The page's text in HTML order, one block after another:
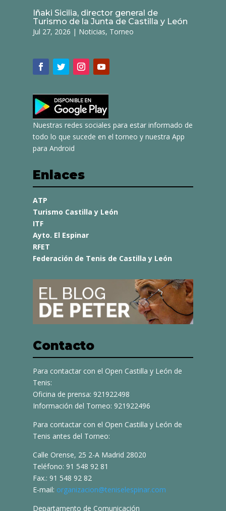
Iñaki Sicilia, director general de
Turismo de la Junta de Castilla y León
Jul 27, 2026 | Noticias, Torneo
Nuestras redes sociales para estar informado de
todo lo que sucede en el torneo y nuestra App
para Android
Enlaces
ATP
Turismo Castilla y León
ITF
Ayto. El Espinar
RFET
Federación de Tenis de Castilla y León
Contacto
Para contactar con el Open Castilla y León de
Tenis:
Oficina de prensa: 921922498
Información del Torneo: 921922496
Para contactar con el Open Castilla y León de
Tenis antes del Torneo:
Calle Orense, 25 2-A Madrid 28020
Teléfono: 91 548 92 81
Fax.: 91 548 92 82
E-mail: organizacion@teniselespinar.com
Departamento de Comunicación